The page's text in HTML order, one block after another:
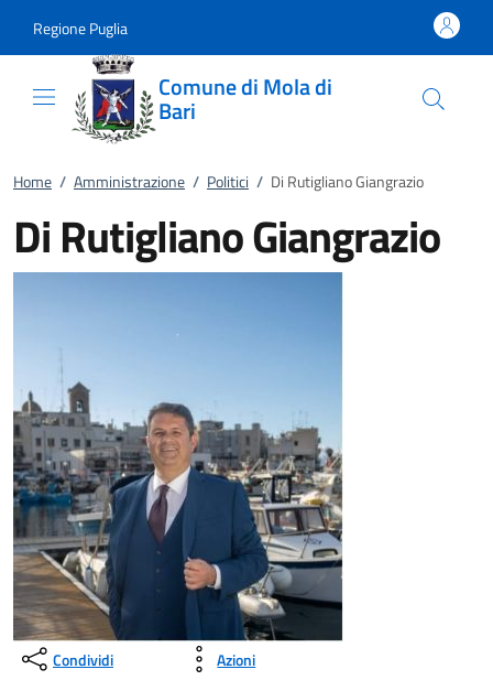
Regione Puglia
Comune di Mola di
Bari
Home / Amministrazione / Politici / Di Rutigliano Giangrazio
Di Rutigliano Giangrazio
Condividi Azioni